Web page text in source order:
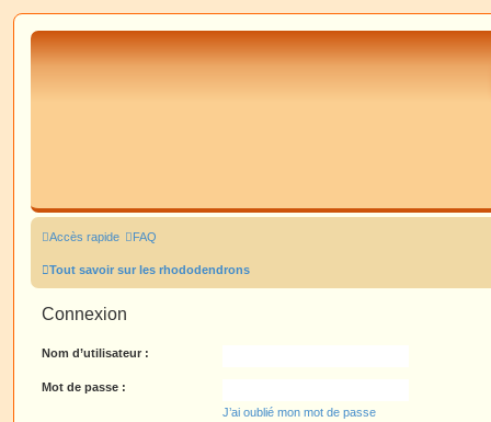
Accès rapide FAQ
Tout savoir sur les rhododendrons
Connexion
Nom d’utilisateur :
Mot de passe :
J’ai oublié mon mot de passe